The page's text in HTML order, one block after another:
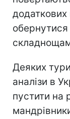
Деяких
аналізи в
пустити на